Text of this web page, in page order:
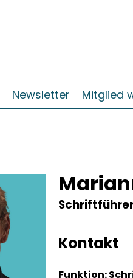
Newsletter Mitglied
Kontakt
Funktion: